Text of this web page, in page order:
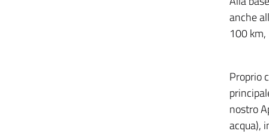
anche
100
Proprio
nostro
acqua),